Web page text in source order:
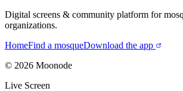
Digital screens & community platform for
organizations.
HomeFind a mosqueDownload the app
© 2026 Moonode
Live Screen